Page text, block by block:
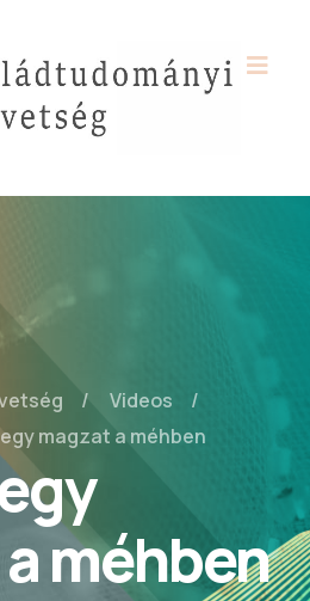
Videos
magzat a méhben
méhben